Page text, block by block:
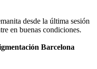
desde la última sesión
en buenas condiciones.
Barcelona